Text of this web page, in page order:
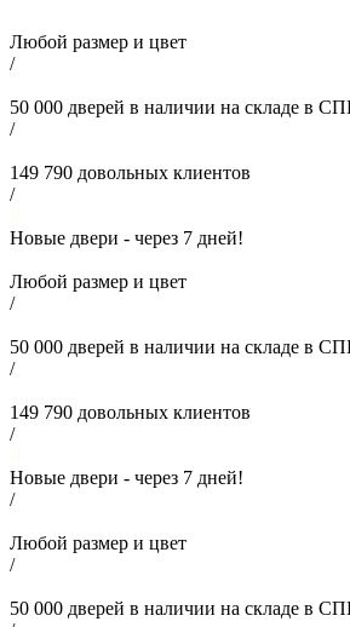
Любой размер и цвет
/
50 000 дверей в наличии на складе в
/
149 790 довольных клиентов
/
Новые двери - через 7 дней!
Любой размер и цвет
/
50 000 дверей в наличии на складе в
/
149 790 довольных клиентов
/
Новые двери - через 7 дней!
/
Любой размер и цвет
/
50 000 дверей в наличии на складе в